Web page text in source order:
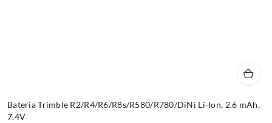
Bateria Trimble R2/R4/R6/R8s/R580/R780/DiNi Li-Ion, 2.6 mAh,
7.4V